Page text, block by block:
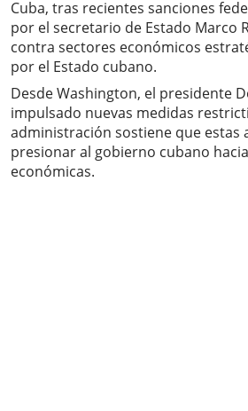
Cuba, tras recientes sanciones
por el secretario de Estado Marco
contra sectores económicos
por el Estado cubano.
Desde Washington, el presidente
impulsado nuevas medidas
administración sostiene que estas
presionar al gobierno cubano
económicas.